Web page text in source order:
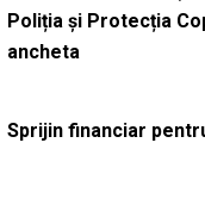
Poliția și Protecția
ancheta
Sprijin financiar